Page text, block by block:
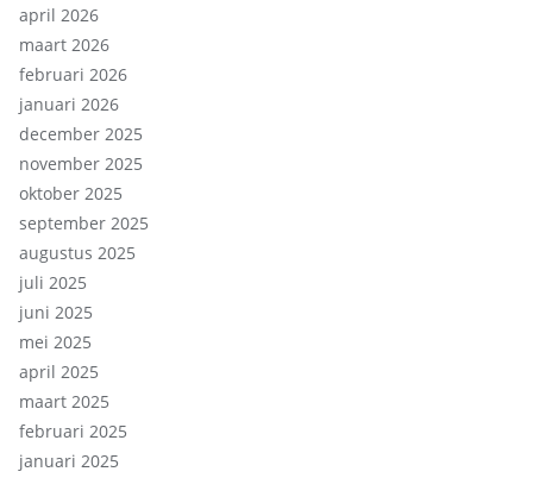
april 2026
maart 2026
februari 2026
januari 2026
december 2025
november 2025
oktober 2025
september 2025
augustus 2025
juli 2025
juni 2025
mei 2025
april 2025
maart 2025
februari 2025
januari 2025